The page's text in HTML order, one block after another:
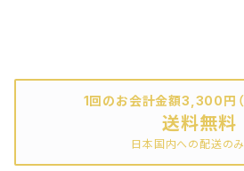
1回のお会計金額3,300円（
送料無料
日本国内への配送の